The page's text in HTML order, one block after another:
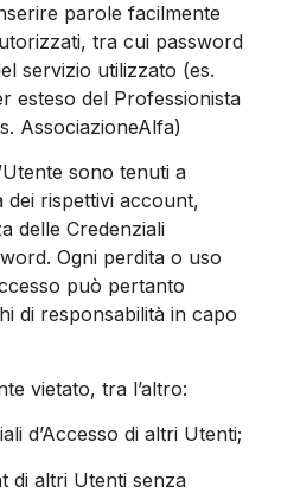
parole facilmente
tra cui password
servizio utilizzato (es.
esteso del Professionista
AssociazioneAlfa)
sono tenuti a
rispettivi account,
delle Credenziali
Ogni perdita o uso
può pertanto
di responsabilità in capo
vietato, tra l’altro:
d’Accesso di altri Utenti;
di altri Utenti senza